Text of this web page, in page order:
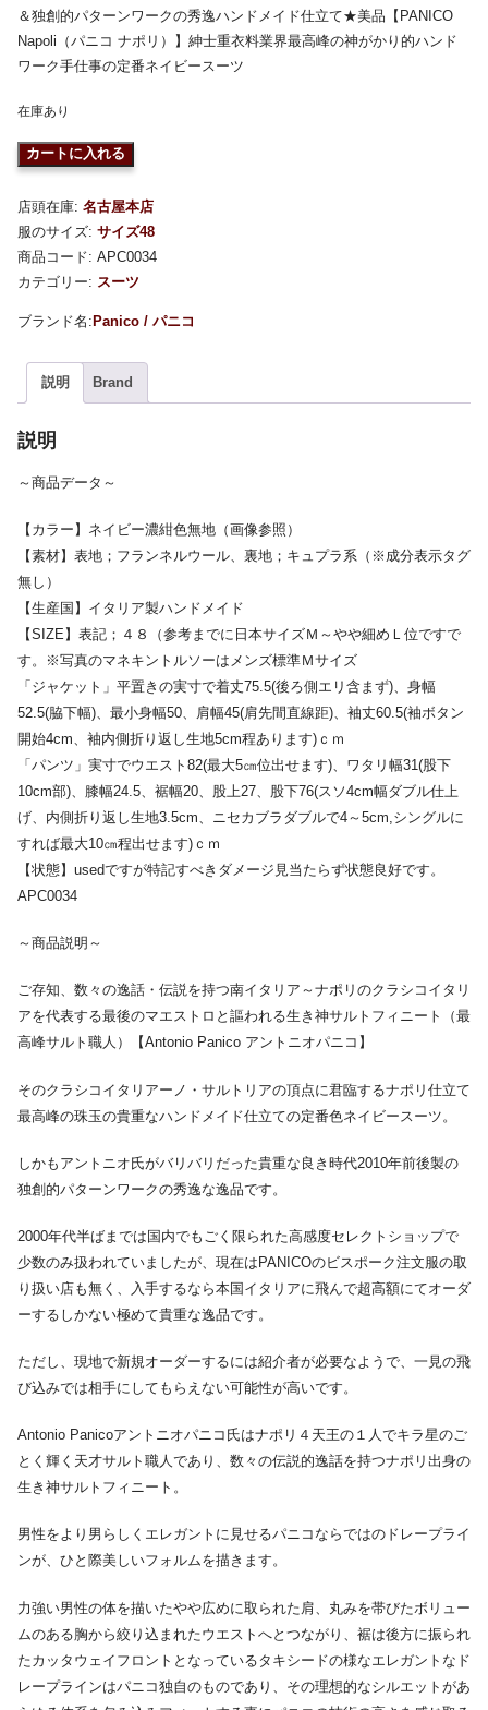
＆独創的パターンワークの秀逸ハンドメイド仕立て★美品【PANICO
Napoli（パニコ ナポリ）】紳士重衣料業界最高峰の神がかり的ハンド
ワーク手仕事の定番ネイビースーツ
在庫あり
カートに入れる
店頭在庫: 名古屋本店
服のサイズ: サイズ48
商品コード: APC0034
カテゴリー: スーツ
Panico / パニコ
説明 Brand
説明
～商品データ～
【カラー】ネイビー濃紺色無地（画像参照）
【素材】表地；フランネルウール、裏地；キュプラ系（※成分表示タグ
無し）
【生産国】イタリア製ハンドメイド
【SIZE】表記；４８（参考までに日本サイズＭ～やや細めＬ位ですで
す。※写真のマネキントルソーはメンズ標準Ｍサイズ
「ジャケット」平置きの実寸で着丈75.5(後ろ側エリ含まず)、身幅
52.5(脇下幅)、最小身幅50、肩幅45(肩先間直線距)、袖丈60.5(袖ボタン
開始4cm、袖内側折り返し生地5cm程あります)ｃｍ
「パンツ」実寸でウエスト82(最大5㎝位出せます)、ワタリ幅31(股下
10cm部)、膝幅24.5、裾幅20、股上27、股下76(スソ4cm幅ダブル仕上
げ、内側折り返し生地3.5cm、ニセカブラダブルで4～5cm,シングルに
すれば最大10㎝程出せます)ｃｍ
【状態】usedですが特記すべきダメージ見当たらず状態良好です。
APC0034
～商品説明～
ご存知、数々の逸話・伝説を持つ南イタリア～ナポリのクラシコイタリ
アを代表する最後のマエストロと謳われる生き神サルトフィニート（最
高峰サルト職人）【Antonio Panico アントニオパニコ】
そのクラシコイタリアーノ・サルトリアの頂点に君臨するナポリ仕立て
最高峰の珠玉の貴重なハンドメイド仕立ての定番色ネイビースーツ。
しかもアントニオ氏がバリバリだった貴重な良き時代2010年前後製の
独創的パターンワークの秀逸な逸品です。
2000年代半ばまでは国内でもごく限られた高感度セレクトショップで
少数のみ扱われていましたが、現在はPANICOのビスポーク注文服の取
り扱い店も無く、入手するなら本国イタリアに飛んで超高額にてオーダ
ーするしかない極めて貴重な逸品です。
ただし、現地で新規オーダーするには紹介者が必要なようで、一見の飛
び込みでは相手にしてもらえない可能性が高いです。
Antonio Panicoアントニオパニコ氏はナポリ４天王の１人でキラ星のご
とく輝く天才サルト職人であり、数々の伝説的逸話を持つナポリ出身の
生き神サルトフィニート。
男性をより男らしくエレガントに見せるパニコならではのドレープライ
ンが、ひと際美しいフォルムを描きます。
力強い男性の体を描いたやや広めに取られた肩、丸みを帯びたボリュー
ムのある胸から絞り込まれたウエストへとつながり、裾は後方に振られ
たカッタウェイフロントとなっているタキシードの様なエレガントなド
レープラインはパニコ独自のものであり、その理想的なシルエットがあ